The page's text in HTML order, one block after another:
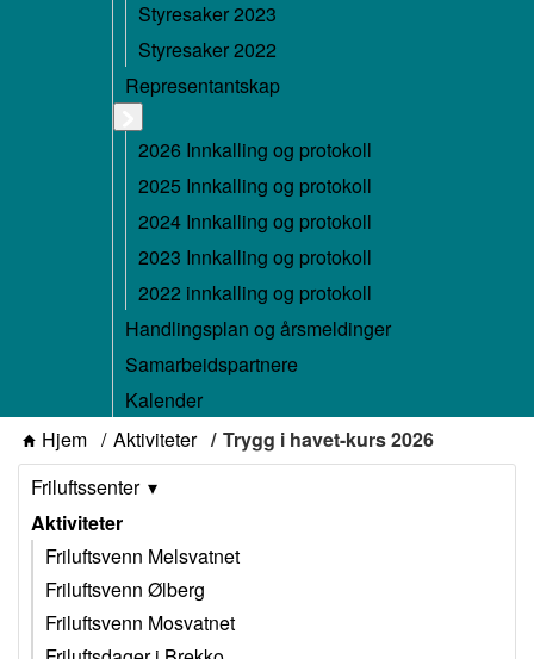
Styresaker 2023
Styresaker 2022
Representantskap
2026 Innkalling og protokoll
2025 Innkalling og protokoll
2024 Innkalling og protokoll
2023 Innkalling og protokoll
2022 innkalling og protokoll
Handlingsplan og årsmeldinger
Samarbeidspartnere
Kalender
Hjem
Aktiviteter
Trygg i havet-kurs 2026
Friluftssenter
Aktiviteter
Friluftsvenn Melsvatnet
Friluftsvenn Ølberg
Friluftsvenn Mosvatnet